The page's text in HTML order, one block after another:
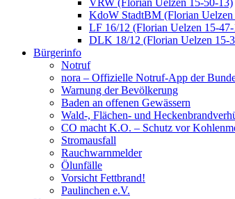
VRW (Florian Uelzen 15-50-13)
KdoW StadtBM (Florian Uelzen
LF 16/12 (Florian Uelzen 15-47-
DLK 18/12 (Florian Uelzen 15-
Bürgerinfo
Notruf
nora – Offizielle Notruf-App der
Warnung der Bevölkerung
Baden an offenen Gewässern
Wald-, Flächen- und
CO macht K.O. – Schutz vor
Stromausfall
Rauchwarnmelder
Ölunfälle
Vorsicht Fettbrand!
Paulinchen e.V.